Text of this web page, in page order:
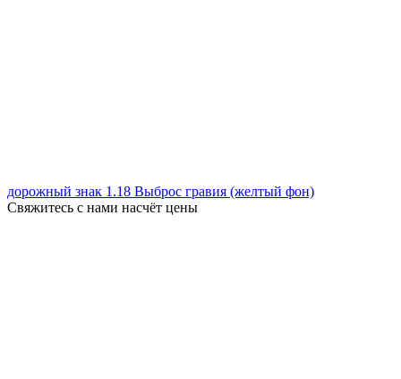
дорожный знак 1.18 Выброс гравия (желтый фон)
Свяжитесь с нами насчёт цены